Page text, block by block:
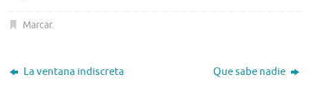
Marcar.
La ventana indiscreta Que sabe nadie